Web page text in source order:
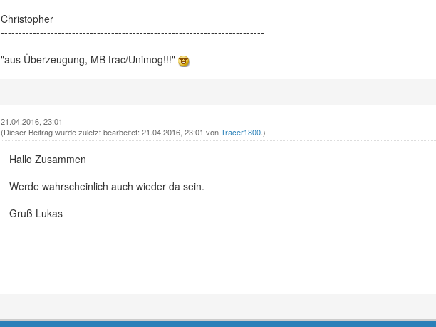
Christopher
--------------------------------------------------------------------------
"aus Überzeugung, MB trac/Unimog!!!"
21.04.2016, 23:01
(Dieser Beitrag wurde zuletzt bearbeitet: 21.04.2016, 23:01 vonTracer1800.)
Hallo Zusammen
Werde wahrscheinlich auch wieder da sein.
Gruß Lukas